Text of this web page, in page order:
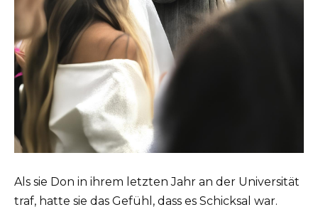
Als sie Don in ihrem letzten Jahr an der Universität
traf, hatte sie das Gefühl, dass es Schicksal war.